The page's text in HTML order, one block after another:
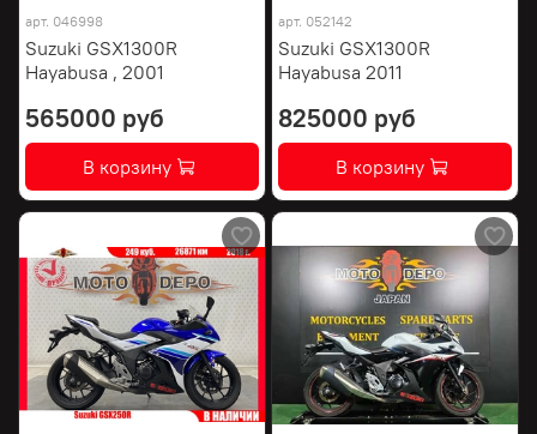
арт. 046998
Suzuki GSX1300R
Hayabusa , 2001
565000 руб
В корзину
арт. 052142
Suzuki GSX1300R
Hayabusa 2011
825000 руб
В корзину